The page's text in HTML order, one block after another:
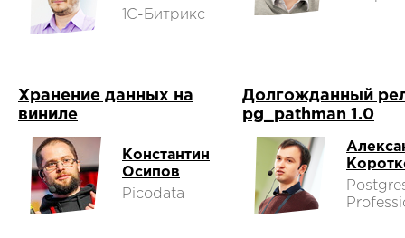
1С-Битрикс
Хранение данных на
виниле
Константин
Осипов
Picodata
Долгожданный
pg_pathman 1.0